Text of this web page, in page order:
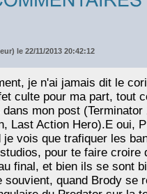
le 22/11/2013 20:42:12
je n'ai jamais dit le
culte pour ma part, tout
mon post
Last Action Hero).E oui,
je vois que trafiquer les
pour te faire croire
final, et bien ils se sont
souvient, quand Brody se